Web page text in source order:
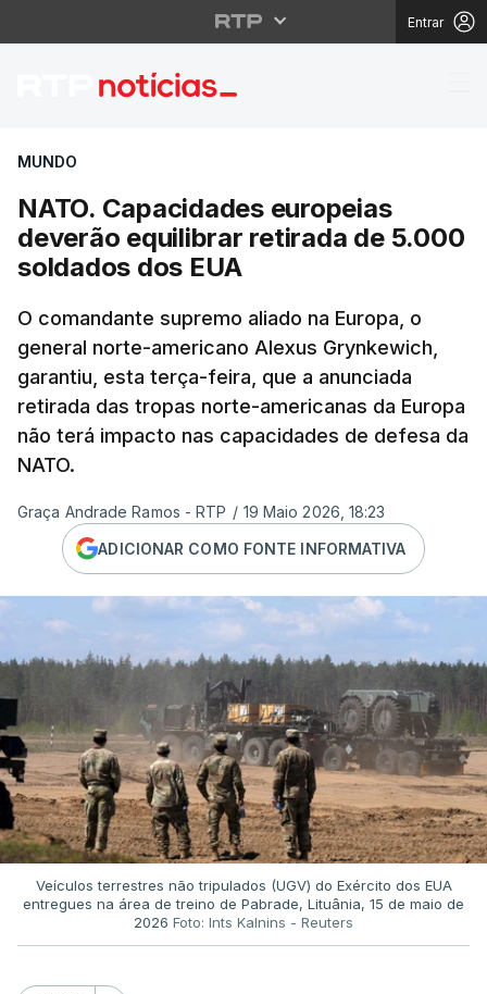
Entrar
NATO. Capacidades
MUNDO
NATO. Capacidades europeias
deverão equilibrar retirada de 5.000
soldados dos EUA
O comandante supremo aliado na Europa, o
general norte-americano Alexus Grynkewich,
garantiu, esta terça-feira, que a anunciada
retirada das tropas norte-americanas da Europa
não terá impacto nas capacidades de defesa da
NATO.
Graça Andrade Ramos - RTP / 19 Maio 2026, 18:23
ADICIONAR COMO FONTE INFORMATIVA
Veículos terrestres não tripulados (UGV) do Exército dos EUA
entregues na área de treino de Pabrade, Lituânia, 15 de maio de
2026 Foto: Ints Kalnins - Reuters